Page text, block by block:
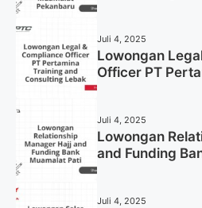
Juli 4, 2025
Lowongan
Officer PT
Juli 4, 2025
Lowongan
and Funding
Juli 4, 2025